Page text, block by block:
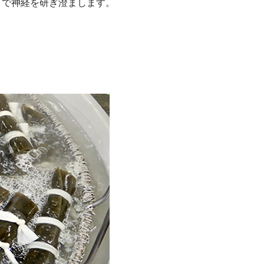
神経を研ぎ澄まします。